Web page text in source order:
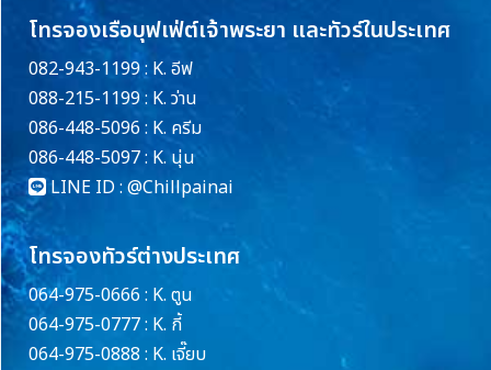
โทรจองเรือบุฟเฟ่ต์เจ้าพระยา และทัวร์ในประเทศ
082-943-1199 : K. อีฟ
088-215-1199 : K. ว่าน
086-448-5096 : K. ครีม
086-448-5097 : K. นุ่น
LINE ID : @Chillpainai
โทรจองทัวร์ต่างประเทศ
064-975-0666 : K. ตูน
064-975-0777 : K. กี้
064-975-0888 : K. เจี๊ยบ